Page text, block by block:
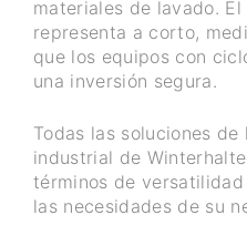
materiales de lavado.
representa a corto,
que los equipos con
una inversión segura.
Todas las soluciones de
industrial de
términos de
las necesidades de su